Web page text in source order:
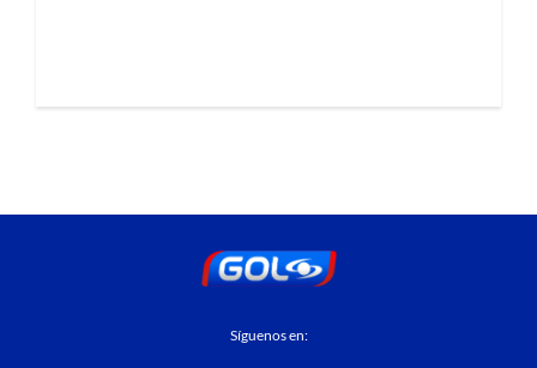
Síguenos en: